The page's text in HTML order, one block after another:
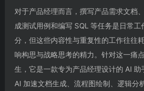
对于产品经理而言，撰写产品需求文档
成测试用例和编写 SQL 等任务是日常工
分，但这些内容性与重复性的工作往往
响构思与战略思考的精力。针对这一痛
生，它是一款专为产品经理设计的 AI 助
AI 加速文档生成、流程图绘制、逻辑分